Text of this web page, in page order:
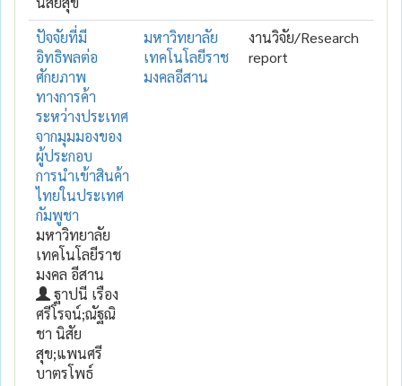
ปัจจัยที่มี
อิทธิพลต่อ
ศักยภาพ
ทางการค้า
ระหว่างประเทศ
จากมุมมองของ
ผู้ประกอบ
การนำเข้าสินค้า
ไทยในประเทศ
กัมพูชา
มหาวิทยาลัย
เทคโนโลยีราช
มงคล อีสาน
ฐาปนี เรือง
ศรีโรจน์;ณัฐณิ
ชา นิสัย
สุข;แพนศรี
บาตรโพธ์
มหาวิทยาลัย
เทคโนโลยีราช
มงคลอีสาน
งานวิจัย/Research
report